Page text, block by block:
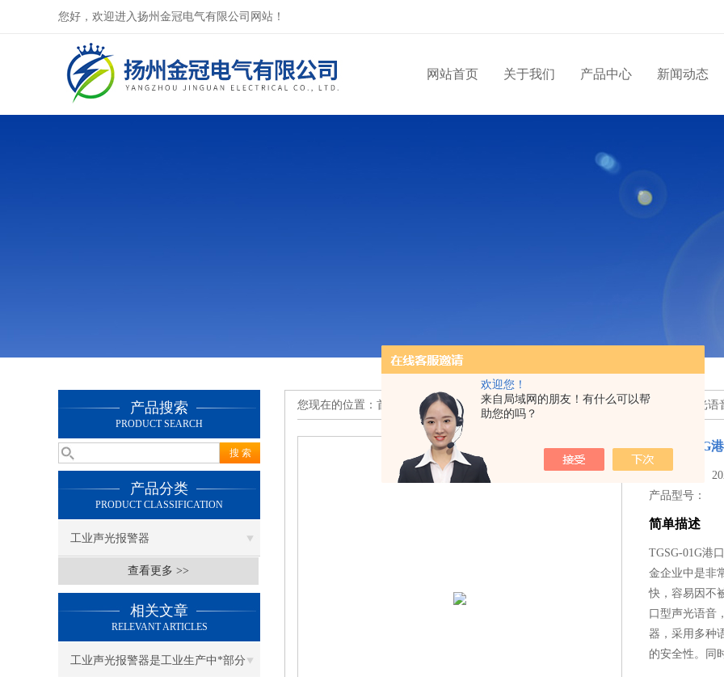
欢迎您！
来自局域网的朋友！有什么可以帮
助您的吗？
您好，欢迎进入扬州金冠电气有限公司网站！
网站首页 关于我们 产品中心 新闻动态
产品搜索
PRODUCT SEARCH
产品分类
PRODUCT CLASSIFICATION
工业声光报警器
查看更多 >>
相关文章
RELEVANT ARTICLES
工业声光报警器是工业生产中*部分
您现在的位置： 首页 产品中心 >> >>工业声光报警器 >> TGSG-01G港口型声光语
TGSG-01G
更新时间：
产品型号：
简单描述
TGSG-01G港
金企业中是非
快，容易因不
口型声光语音
器，采用多种
的安全性。同